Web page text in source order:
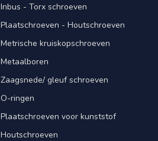
Inbus - Torx schroeven
Plaatschroeven - Houtschroeven
Metrische kruiskopschroeven
Metaalboren
Zaagsnede/ gleuf schroeven
O-ringen
Plaatschroeven voor kunststof
Houtschroeven